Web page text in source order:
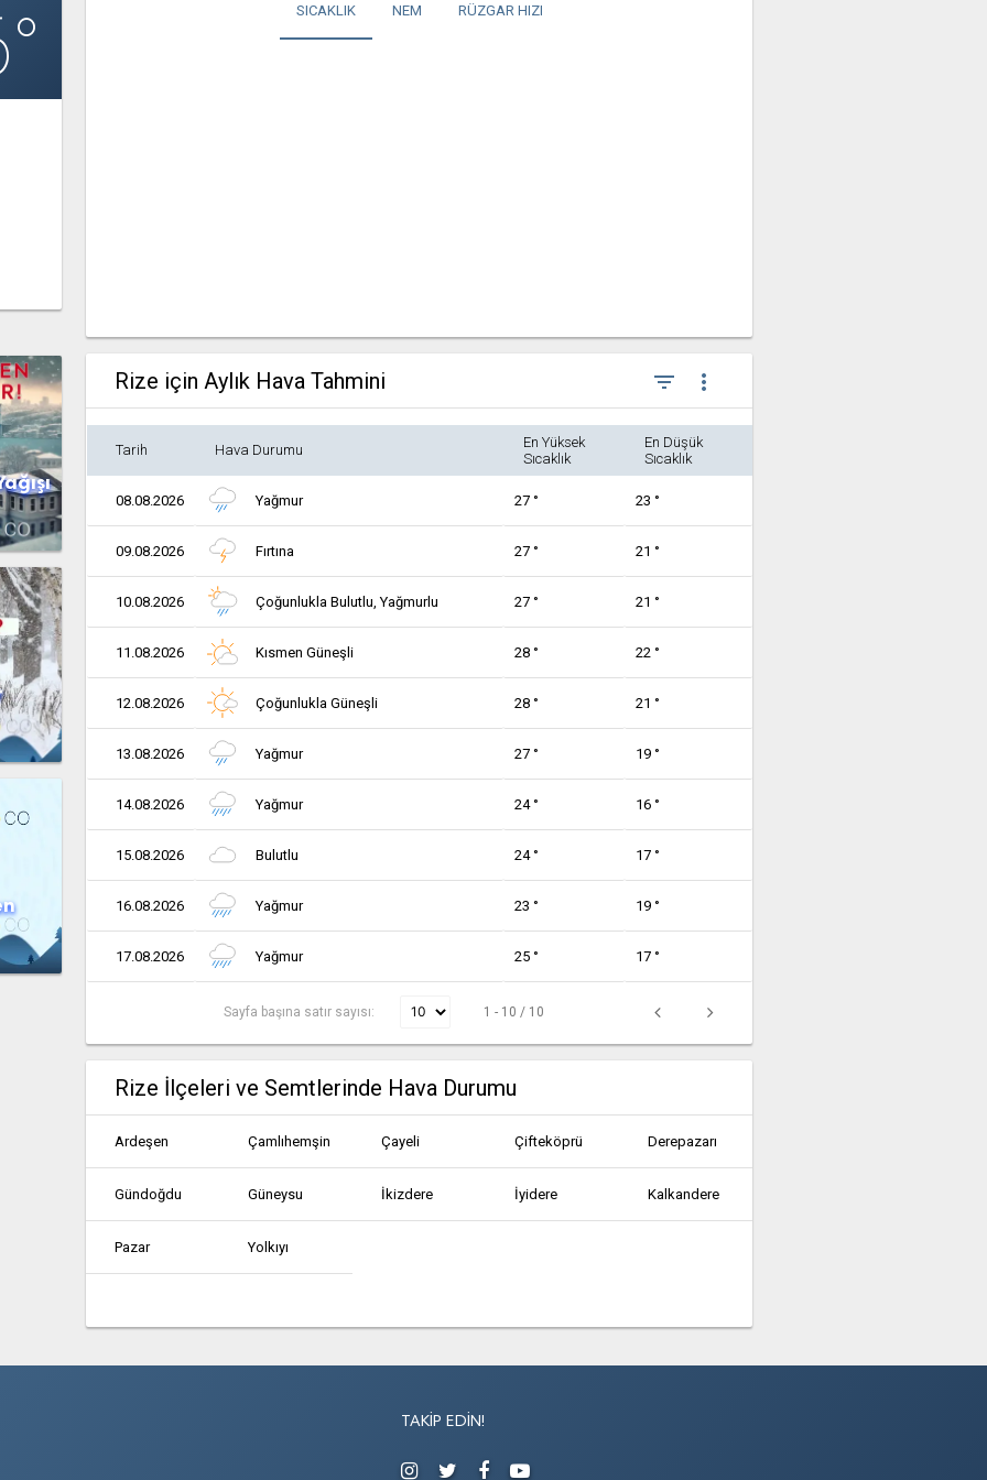
SICAKLIK NEM RÜZGAR HIZI
Rize için Aylık Hava Tahmini filter_list more_vert
Tarih Hava Durumu
En Yüksek
Sıcaklık
En Düşük
Sıcaklık
08.08.2026 Yağmur 27 ° 23 °
09.08.2026 Fırtına 27 ° 21 °
10.08.2026 Çoğunlukla Bulutlu, Yağmurlu 27 ° 21 °
11.08.2026 Kısmen Güneşli 28 ° 22 °
12.08.2026 Çoğunlukla Güneşli 28 ° 21 °
13.08.2026 Yağmur 27 ° 19 °
14.08.2026 Yağmur 24 ° 16 °
15.08.2026 Bulutlu 24 ° 17 °
16.08.2026 Yağmur 23 ° 19 °
17.08.2026 Yağmur 25 ° 17 °
Sayfa başına satır sayısı: 1 - 10 / 10
Rize İlçeleri ve Semtlerinde Hava Durumu
Ardeşen Çamlıhemşin Çayeli Çifteköprü Derepazarı
Gündoğdu Güneysu İkizdere İyidere Kalkandere
Pazar Yolkıyı
TAKIP EDIN!